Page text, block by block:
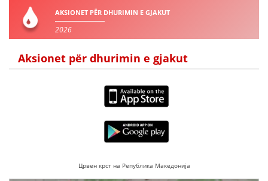
AKSIONET PËR DHURIMIN E GJAKUT
2026
Aksionet për dhurimin e gjakut
Црвен крст на Република Македонија